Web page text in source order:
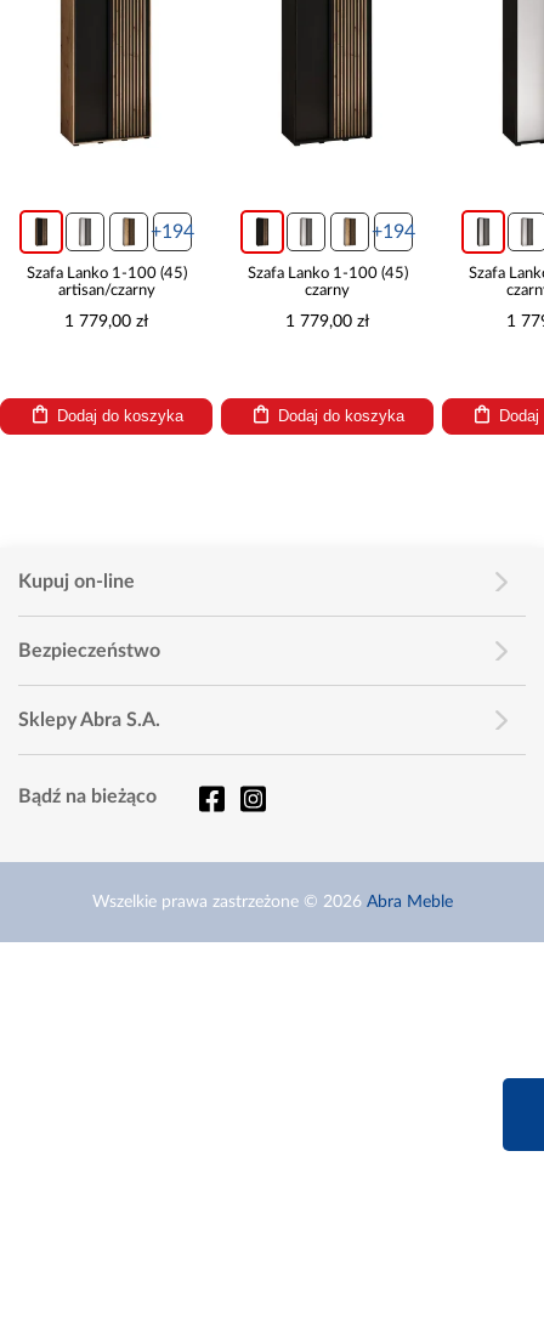
+194
Szafa Lanko 1-100 (45)
artisan/czarny
1 779,00 zł
Dodaj do koszyka
+194
Szafa Lanko 1-100 (45)
czarny
1 779,00 zł
Dodaj do koszyka
Szafa
1
Kupuj on-line
Bezpieczeństwo
Sklepy Abra S.A.
Bądź na bieżąco
Wszelkie prawa zastrzeżone © 2026 Abra Meble